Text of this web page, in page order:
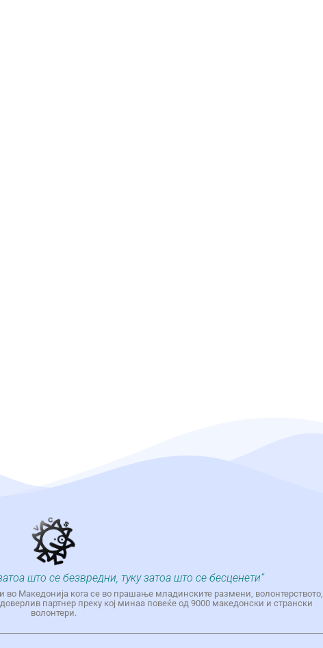
што се безвредни, туку затоа што се бесценети“
Македонија кога се во прашање младинските размени, волонтерството,
партнер преку кој минаа повеќе од 9000 македонски и странски
волонтери.